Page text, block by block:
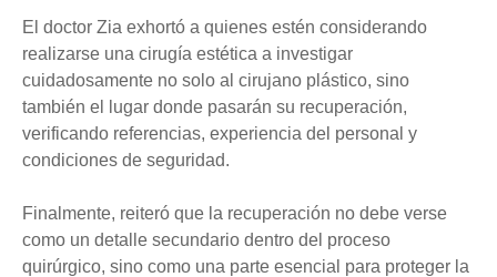
El doctor Zia exhortó a quienes estén considerando
realizarse una cirugía estética a investigar
cuidadosamente no solo al cirujano plástico, sino
también el lugar donde pasarán su recuperación,
verificando referencias, experiencia del personal y
condiciones de seguridad.
Finalmente, reiteró que la recuperación no debe verse
como un detalle secundario dentro del proceso
quirúrgico, sino como una parte esencial para proteger la